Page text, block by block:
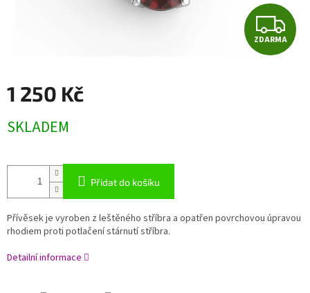
Z
D
ZDARMA
1 250 Kč
cena:
SKLADEM
Přidat do košíku
Přívěsek je vyroben z leštěného stříbra a opatřen povrchovou úpravou
rhodiem proti potlačení stárnutí stříbra.
Detailní informace